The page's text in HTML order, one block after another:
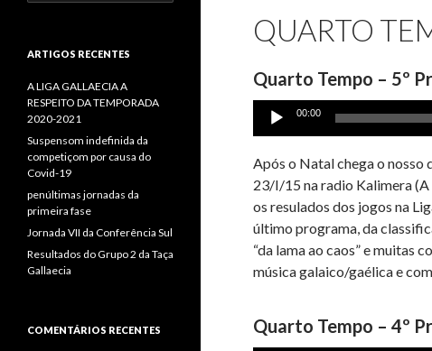
QUARTO
Quarto Tempo – 5º
Reprodutor
00:00
Após o Natal chega o nosso
23/I/15 na radio Kalimera
os resulados dos jogos na
último programa, da
“da lama ao caos” e muitas
música galaico/gaélica e
Quarto Tempo – 4º
por:
ARTIGOS RECENTES
A LIGA GALLAECIA A
RESPEITO DA TEMPORADA
2020-2021
Suspensom indefinida da
competiçom por causa do
Covid-19
penúltimas jornadas da
primeira fase
Jornada VII da Conferência Sul
Resultados do Grupo 2 da Taça
Gallaecia
COMENTÁRIOS RECENTES